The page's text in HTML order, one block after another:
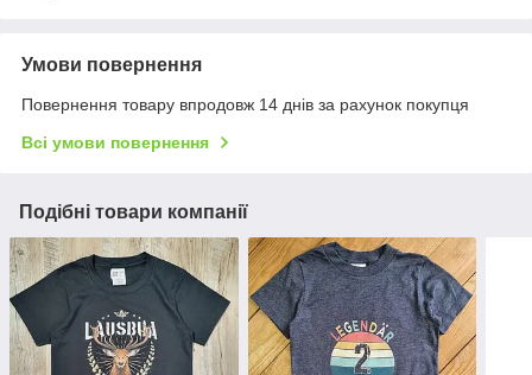
Умови повернення
Повернення товару впродовж 14 днів за рахунок покупця
Всі умови повернення
Подібні товари компанії